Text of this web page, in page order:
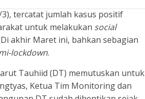
tercatat jumlah kasus positif
untuk melakukan social
akhir Maret ini, bahkan sebagian
lockdown.
Tauhiid (DT) memutuskan untuk
Ketua Tim Monitoring dan